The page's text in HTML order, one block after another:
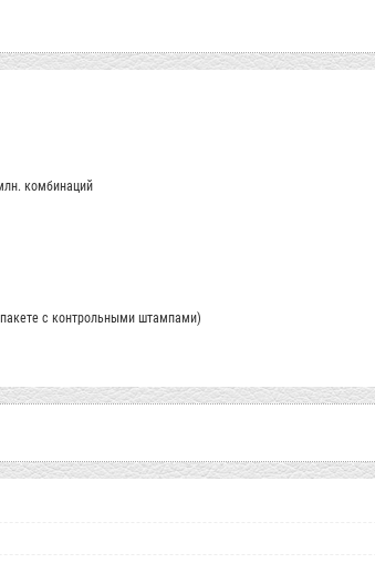
комбинаций
с контрольными штампами)